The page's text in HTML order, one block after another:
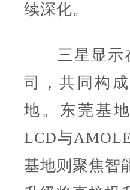
续深化。
三星显示在
司，共同构
地。东莞基
LCD与
基地则聚焦智